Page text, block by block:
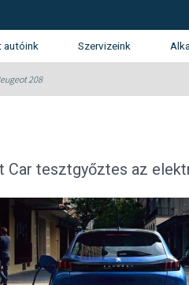
autóink Szervizeink
208
Car tesztgyőztes az